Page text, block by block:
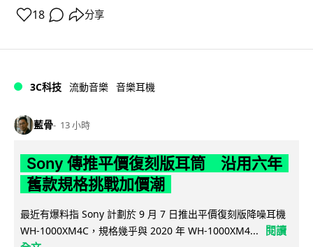
18 分享
3C科技 流動音樂 音樂耳機
藍骨 13 小時
Sony 傳推平價復刻版耳筒 沿用六年
舊款規格挑戰加價潮
最近有爆料指 Sony 計劃於 9 月 7 日推出平價復刻版降噪耳機
WH-1000XM4C，規格幾乎與 2020 年 WH-1000XM4...
閱讀